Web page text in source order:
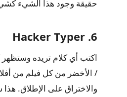
حقيقة وجود هذا الشيء
6. Hacker Typer
اكتب أي كلام تريده وستظهر
/ الأخضر من كل فيلم من
والاختراق على الإطلاق.